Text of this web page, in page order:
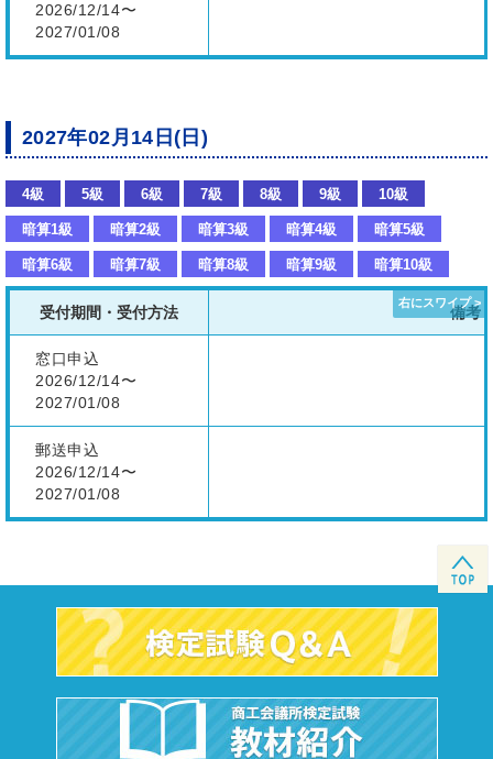
2026/12/14〜
2027/01/08
2027年02月14日(日)
4級 5級 6級 7級 8級 9級 10級
暗算1級 暗算2級 暗算3級 暗算4級 暗算5級
暗算6級 暗算7級 暗算8級 暗算9級 暗算10級
受付期間・受付方法 備考
窓口申込
2026/12/14〜
2027/01/08
郵送申込
2026/12/14〜
2027/01/08